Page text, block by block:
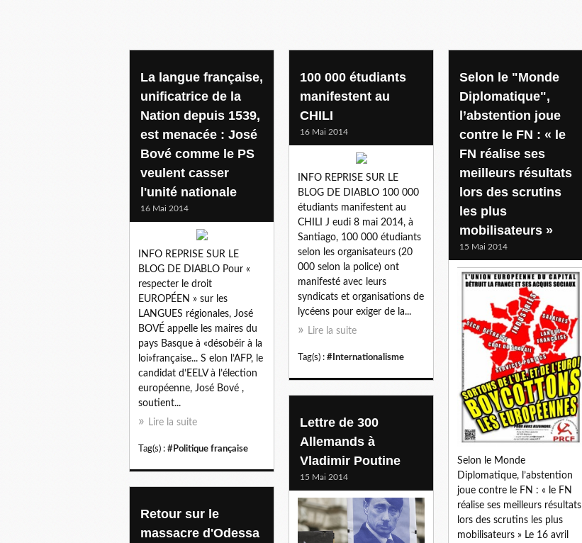
La langue française,
unificatrice de la
Nation depuis 1539,
est menacée : José
Bové comme le PS
veulent casser
l'unité nationale
16 Mai 2014
INFO REPRISE SUR LE
BLOG DE DIABLO Pour «
respecter le droit
EUROPÉEN » sur les
LANGUES régionales, José
BOVÉ appelle les maires du
pays Basque à «désobéir à la
loi»française... S elon l’AFP, le
candidat d’EELV à l’élection
européenne, José Bové ,
soutient...
Lire la suite
Tag(s) : #Politique française
100 000 étudiants
manifestent au
CHILI
16 Mai 2014
INFO REPRISE SUR LE
BLOG DE DIABLO 100 000
étudiants manifestent au
CHILI J eudi 8 mai 2014, à
Santiago, 100 000 étudiants
selon les organisateurs (20
000 selon la police) ont
manifesté avec leurs
syndicats et organisations de
lycéens pour exiger de la...
Lire la suite
Tag(s) : #Internationalisme
Selon le "Monde
Diplomatique",
l’abstention joue
contre le FN : « le
FN réalise ses
meilleurs résultats
lors des scrutins
les plus
mobilisateurs »
15 Mai 2014
Selon le Monde
Diplomatique, l’abstention
joue contre le FN : « le FN
réalise ses meilleurs résultats
lors des scrutins les plus
mobilisateurs » Le 16 avril
Lettre de 300
Allemands à
Vladimir Poutine
15 Mai 2014
Retour sur le
massacre d'Odessa